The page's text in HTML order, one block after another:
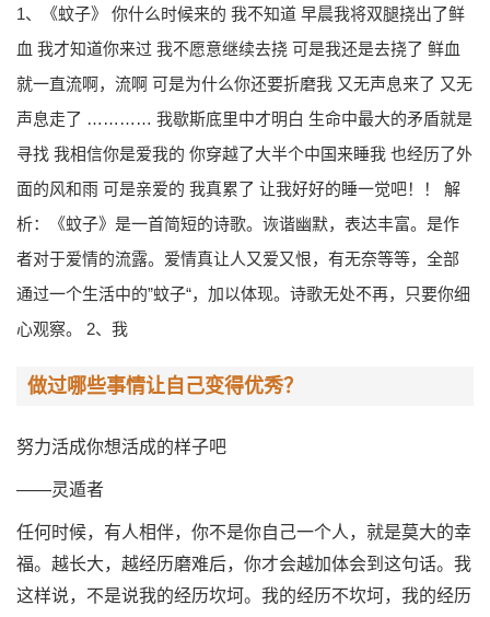
1、《蚊子》 你什么时候来的 我不知道 早晨我将双腿挠出了鲜
血 我才知道你来过 我不愿意继续去挠 可是我还是去挠了 鲜血
就一直流啊，流啊 可是为什么你还要折磨我 又无声息来了 又无
声息走了 ………… 我歇斯底里中才明白 生命中最大的矛盾就是
寻找 我相信你是爱我的 你穿越了大半个中国来睡我 也经历了外
面的风和雨 可是亲爱的 我真累了 让我好好的睡一觉吧！！ 解
析：《蚊子》是一首简短的诗歌。诙谐幽默，表达丰富。是作
者对于爱情的流露。爱情真让人又爱又恨，有无奈等等，全部
通过一个生活中的”蚊子“，加以体现。诗歌无处不再，只要你细
心观察。 2、我
做过哪些事情让自己变得优秀？
努力活成你想活成的样子吧
——灵遁者
任何时候，有人相伴，你不是你自己一个人，就是莫大的幸
福。越长大，越经历磨难后，你才会越加体会到这句话。我
这样说，不是说我的经历坎坷。我的经历不坎坷，我的经历